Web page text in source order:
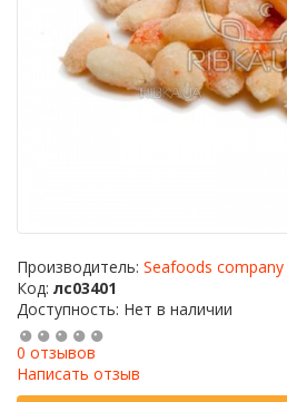
Производитель: Seafoods company
Код: лс03401
Доступность: Нет в наличии
0 отзывов
Написать отзыв